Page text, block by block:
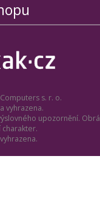
s. r. o.
vyhrazena.
upozornění.